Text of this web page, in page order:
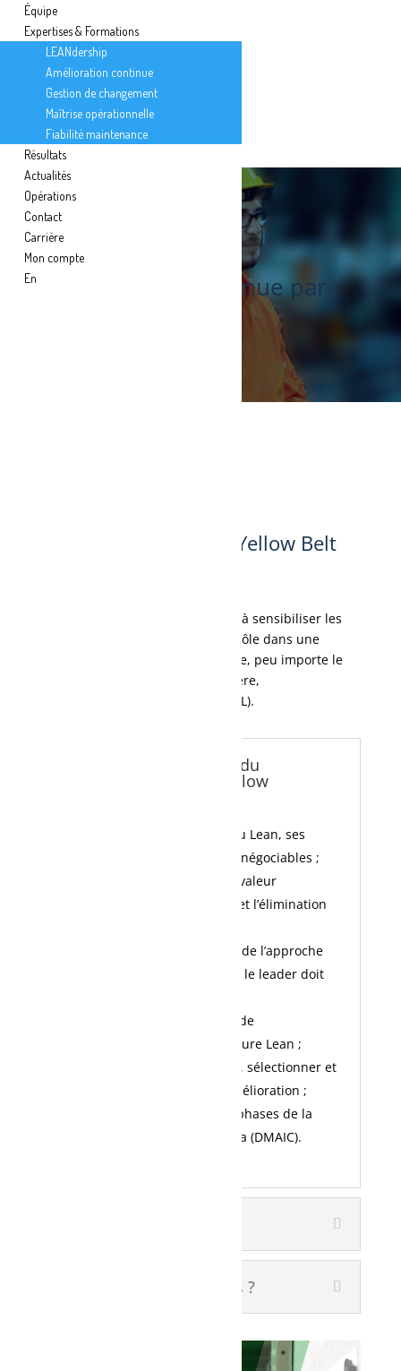
Formations
Amélioration continue par
Promoteur exécutif / Yellow Belt
Ce programme de formation vise à sensibiliser les
leaders sur l’importance de leur rôle dans une
démarche d’amélioration continue, peu importe le
type d’organisation (manufacturière,
transactionnelle, de service, OBNL).
Quels sont les objectifs du
Promoteur exécutif / Yellow
Découvrir les fondements du Lean, ses
principes guides et ses non négociables ;
Comprendre les notions de valeur
ajoutée/non-valeur ajoutée et l’élimination
Découvrir les outils de base de l’approche
d’amélioration continue que le leader doit
Découvrir les changements de
comportement vers une culture Lean ;
Découvrir commet identifier, sélectionner et
prioriser des initiatives d’amélioration ;
Découvrir l’importance des phases de la
méthodologie Lean Six Sigma (DMAIC).
Quels sont les prérequis ?
Équipe
Expertises & Formations
LEANdership
Amélioration continue
Gestion de changement
Maîtrise opérationnelle
Fiabilité maintenance
Résultats
Actualités
Opérations
Contact
Carrière
Mon compte
En